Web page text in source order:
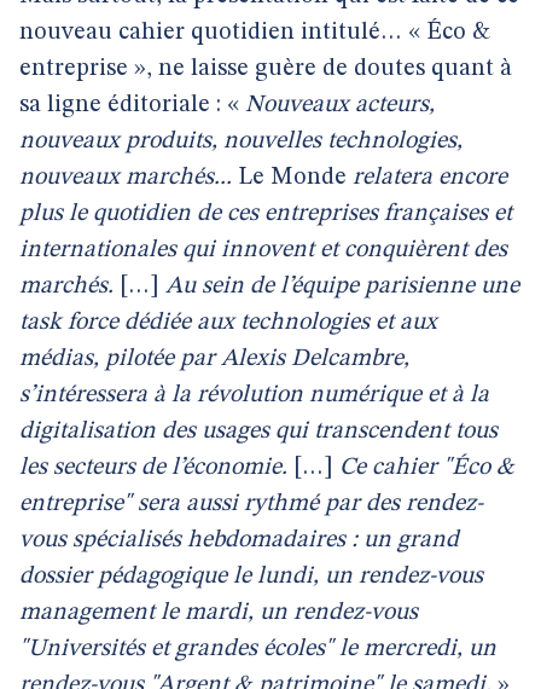
nouveau cahier quotidien intitulé… « Éco &
entreprise », ne laisse guère de doutes quant à
sa ligne éditoriale : « Nouveaux acteurs,
nouveaux produits, nouvelles technologies,
nouveaux marchés... Le Monde relatera encore
plus le quotidien de ces entreprises françaises et
internationales qui innovent et conquièrent des
marchés. […] Au sein de l’équipe parisienne une
task force dédiée aux technologies et aux
médias, pilotée par Alexis Delcambre,
s’intéressera à la révolution numérique et à la
digitalisation des usages qui transcendent tous
les secteurs de l’économie. […] Ce cahier "Éco &
entreprise" sera aussi rythmé par des rendez-
vous spécialisés hebdomadaires : un grand
dossier pédagogique le lundi, un rendez-vous
management le mardi, un rendez-vous
"Universités et grandes écoles" le mercredi, un